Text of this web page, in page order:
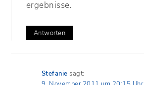
ergebnisse.
Antworten
Stefanie sagt: